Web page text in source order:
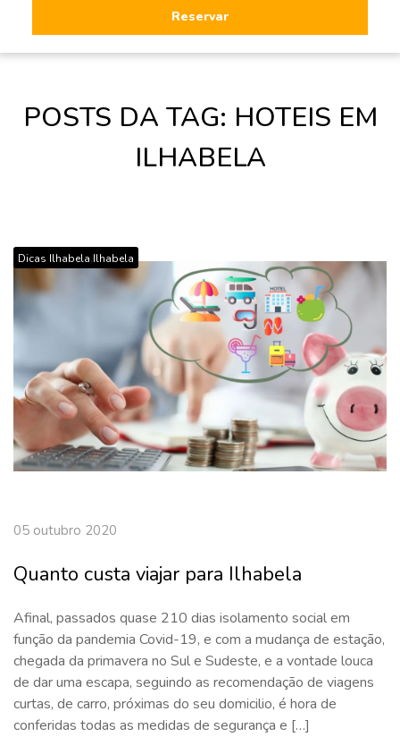
Reservar
POSTS DA TAG: HOTEIS EM
ILHABELA
Dicas Ilhabela,Ilhabela
05 outubro 2020
Quanto custa viajar para Ilhabela
Afinal, passados quase 210 dias isolamento social em
função da pandemia Covid-19, e com a mudança de estação,
chegada da primavera no Sul e Sudeste, e a vontade louca
de dar uma escapa, seguindo as recomendação de viagens
curtas, de carro, próximas do seu domicilio, é hora de
conferidas todas as medidas de segurança e […]